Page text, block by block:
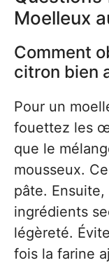
Moelleux
Comment
citron bien
Pour un
fouettez les
que le
mousseux.
pâte.
ingrédients
légèreté.
fois la farine